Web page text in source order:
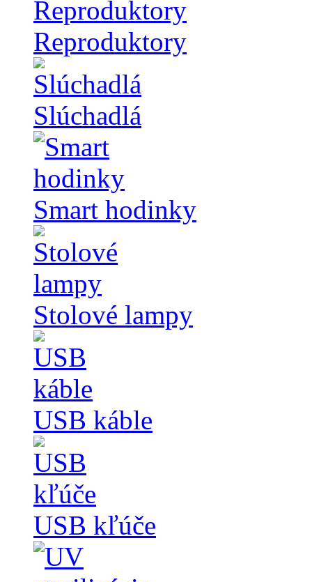
Reproduktory
Slúchadlá
Smart hodinky
Stolové lampy
USB káble
USB kľúče